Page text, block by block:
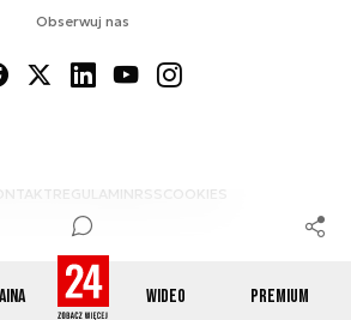
Wideo Premium
Obserwuj nas
REGULAMINRSS COOKIES
2012-2026 DEFENCE24